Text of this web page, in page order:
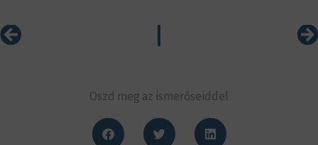
Előző
Oszd meg az ismerőseiddel